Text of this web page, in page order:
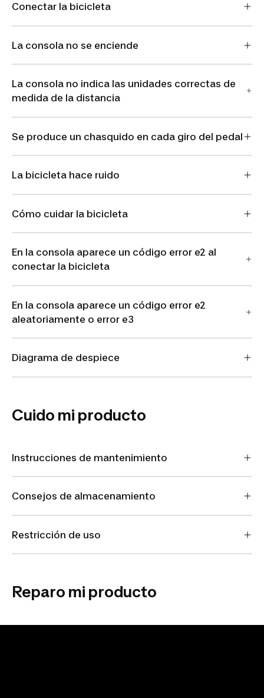
Conectar la bicicleta
La consola no se enciende
La consola no indica las unidades correctas de
medida de la distancia
Se produce un chasquido en cada giro del pedal
La bicicleta hace ruido
Cómo cuidar la bicicleta
En la consola aparece un código error e2 al
conectar la bicicleta
En la consola aparece un código error e2
aleatoriamente o error e3
Diagrama de despiece
Cuido mi producto
Instrucciones de mantenimiento
Consejos de almacenamiento
Restricción de uso
Reparo mi producto